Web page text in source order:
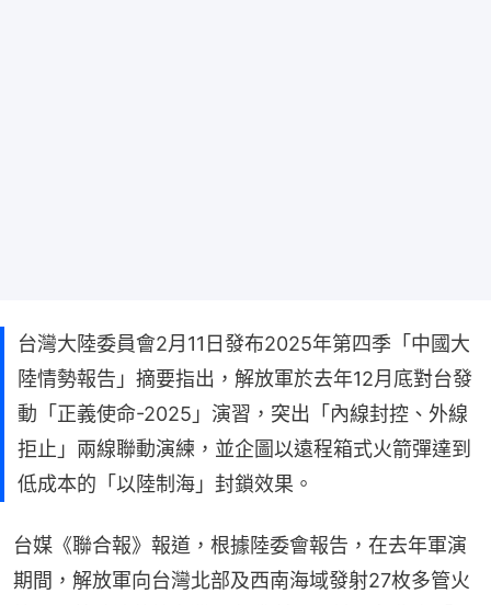
台灣大陸委員會2月11日發布2025年第四季「中國大
陸情勢報告」摘要指出，解放軍於去年12月底對台發
動「正義使命-2025」演習，突出「內線封控、外線
拒止」兩線聯動演練，並企圖以遠程箱式火箭彈達到
低成本的「以陸制海」封鎖效果。
台媒《聯合報》報道，根據陸委會報告，在去年軍演
期間，解放軍向台灣北部及西南海域發射27枚多管火